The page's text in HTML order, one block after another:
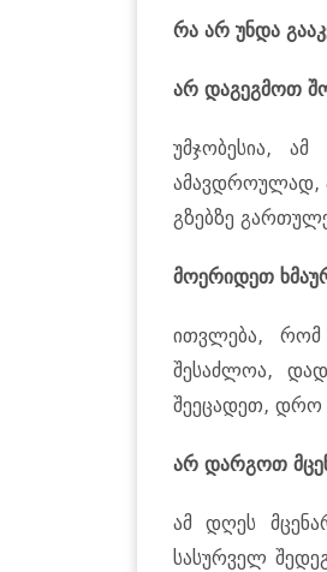
რა არ უნდა
არ დაგეგმოთ
უმჯობესია,
ამავდროულად,
გზებზე
მოერიდეთ
ითვლება, რომ
შესაძლოა,
შეეცადეთ, დრო
არ დარგოთ
ამ დღეს
სასურველ